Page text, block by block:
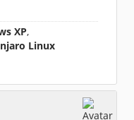
XP,
Linux